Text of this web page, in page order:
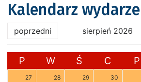
Kalendarz
poprzedni sierpień 2026
P W Ś C P
27 28 29 30